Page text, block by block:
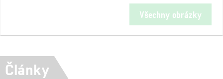
Všechny obrázky
Články